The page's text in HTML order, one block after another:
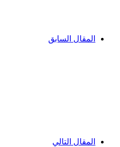
المقال السابق
المقال التالي